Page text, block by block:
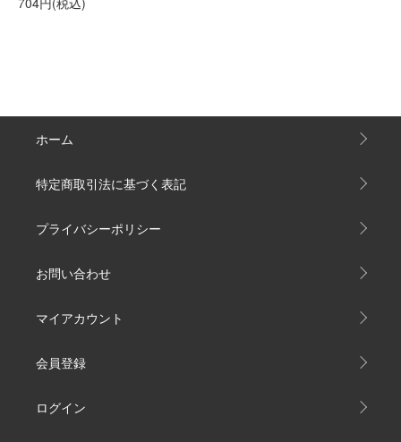
ホーム
特定商取引法に基づく表記
プライバシーポリシー
お問い合わせ
マイアカウント
会員登録
ログイン